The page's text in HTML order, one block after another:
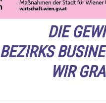
DIE
BEZIRKS
WIR